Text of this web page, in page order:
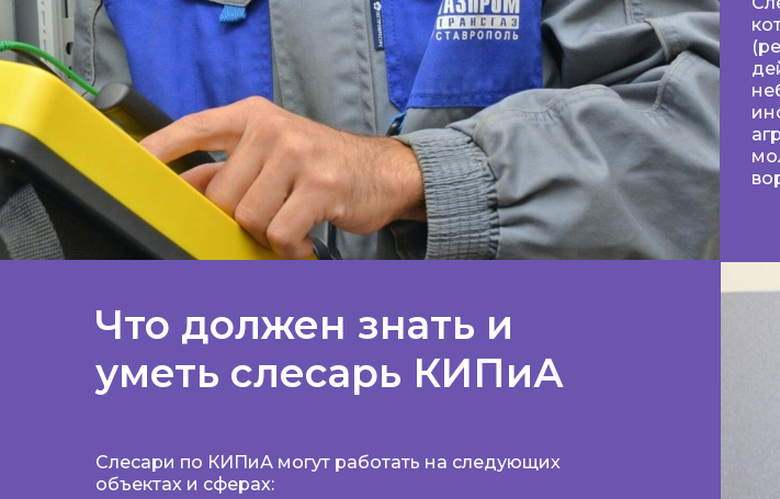
Что должен знать и
уметь слесарь КИПиА
Слесари по КИПиА могут работать на следующих
объектах и сферах: